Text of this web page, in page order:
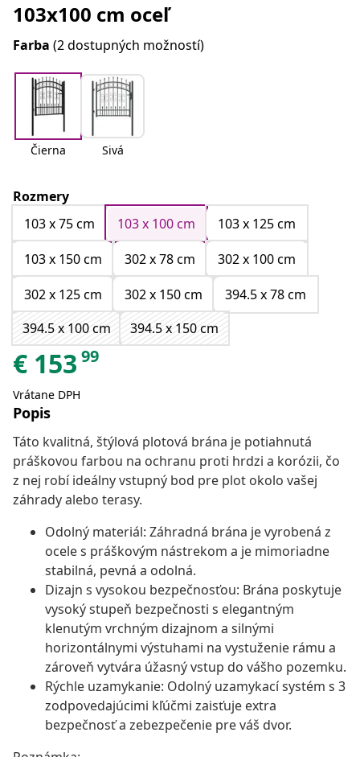
103x100 cm oceľ
Farba (2 dostupných možností)
Čierna Sivá
Rozmery
103 x 75 cm
103 x 100 cm
103 x 125 cm
103 x 150 cm
302 x 78 cm
302 x 100 cm
302 x 125 cm
302 x 150 cm
394.5 x 78 cm
394.5 x 100 cm
394.5 x 150 cm
€ 153 99
Vrátane DPH
Popis
Táto kvalitná, štýlová plotová brána je potiahnutá
práškovou farbou na ochranu proti hrdzi a korózii, čo
z nej robí ideálny vstupný bod pre plot okolo vašej
záhrady alebo terasy.
Odolný materiál: Záhradná brána je vyrobená z
ocele s práškovým nástrekom a je mimoriadne
stabilná, pevná a odolná.
Dizajn s vysokou bezpečnosťou: Brána poskytuje
vysoký stupeň bezpečnosti s elegantným
klenutým vrchným dizajnom a silnými
horizontálnymi výstuhami na vystuženie rámu a
zároveň vytvára úžasný vstup do vášho pozemku.
Rýchle uzamykanie: Odolný uzamykací systém s 3
zodpovedajúcimi kľúčmi zaisťuje extra
bezpečnosť a zebezpečenie pre váš dvor.